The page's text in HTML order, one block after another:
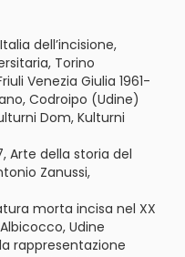
dell’incisione,
Torino
Venezia Giulia 1961-
Codroipo (Udine)
Dom, Kulturni
Arte della storia del
Zanussi,
morta incisa nel XX
Udine
rappresentazione